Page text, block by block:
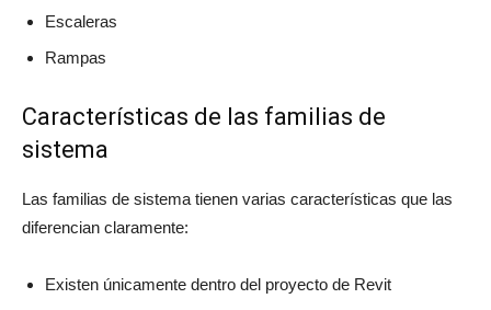
Escaleras
Rampas
Características de las familias de
sistema
Las familias de sistema tienen varias características que las
diferencian claramente:
Existen únicamente dentro del proyecto de Revit